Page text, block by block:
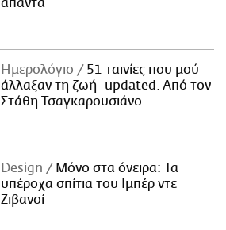
απαντά
Ημερολόγιο
51 ταινίες που μού
άλλαξαν τη ζωή- updated. Aπό τον
Στάθη Τσαγκαρουσιάνο
Design
Μόνο στα όνειρα: Τα
υπέροχα σπίτια του Ιμπέρ ντε
Ζιβανσί